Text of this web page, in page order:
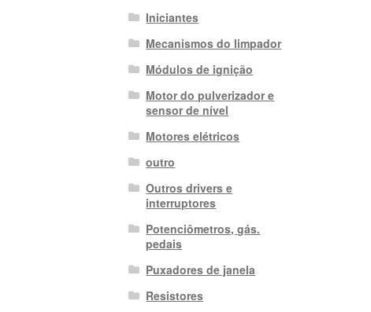
Iniciantes
Mecanismos do limpador
Módulos de ignição
Motor do pulverizador e
sensor de nível
Motores elétricos
outro
Outros drivers e
interruptores
Potenciômetros, gás.
pedais
Puxadores de janela
Resistores